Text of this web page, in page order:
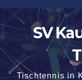
Zum
Inhalt
springen
SV
Tischtennis in